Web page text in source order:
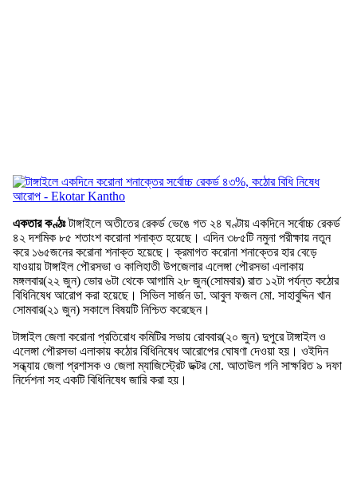
একতার কণ্ঠঃটাঙ্গাইলে অতীতের রেকর্ড ভেঙে গত ২৪ ঘণ্টায় একদিনে সর্বোচ্চ রেকর্ড
৪২ দশমিক ৮৫ শতাংশ করোনা শনাক্ত হয়েছে। এদিন ৩৮৫টি নমুনা পরীক্ষায় নতুন
করে ১৬৫জনের করোনা শনাক্ত হয়েছে। ক্রমাগত করোনা শনাক্তের হার বেড়ে
যাওয়ায় টাঙ্গাইল পৌরসভা ও কালিহাতী উপজেলার এলেঙ্গা পৌরসভা এলাকায়
মঙ্গলবার(২২ জুন) ভোর ৬টা থেকে আগামি ২৮ জুন(সোমবার) রাত ১২টা পর্যন্ত কঠোর
বিধিনিষেধ আরোপ করা হয়েছে। সিভিল সার্জন ডা. আবুল ফজল মো. সাহাবুদ্দিন খান
সোমবার(২১ জুন) সকালে বিষয়টি নিশ্চিত করেছেন।
টাঙ্গাইল জেলা করোনা প্রতিরোধ কমিটির সভায় রোববার(২০ জুন) দুপুরে টাঙ্গাইল ও
এলেঙ্গা পৌরসভা এলাকায় কঠোর বিধিনিষেধ আরোপের ঘোষণা দেওয়া হয়। ওইদিন
সন্ধ্যায় জেলা প্রশাসক ও জেলা ম্যাজিস্ট্রেট ডক্টর মো. আতাউল গনি সাক্ষরিত ৯ দফা
নির্দেশনা সহ একটি বিধিনিষেধ জারি করা হয়।